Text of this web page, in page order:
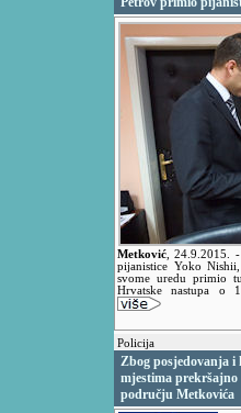
Metković ,24.9.2015. -
pijanistice Yoko
svome uredu primio
Hrvatske nastupa o
Policija
Zbog posjedovanja
mjestima prekršajno
području Metkovića